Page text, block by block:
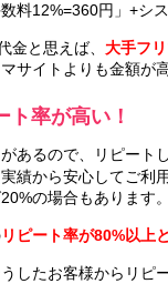
料12%=360円」+シ
金と思えば、 大手フ
サイトよりも金額が
ト率が高い！
あるので、リピート
績から安心してご利
の場合もあります。
リピート率が80%以上
したお客様からリ